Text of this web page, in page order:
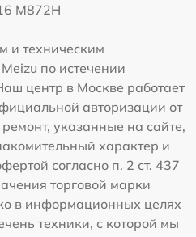
M872H
и техническим
по истечении
центр в Москве работает
авторизации от
указанные на сайте,
характер и
согласно п. 2 ст. 437
торговой марки
в информационных целях
техники, с которой мы